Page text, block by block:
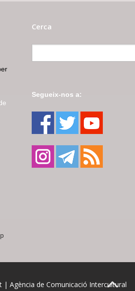
Cerca
Segueix-nos a:
| Agència de Comunicació Intercultural
BACK TO